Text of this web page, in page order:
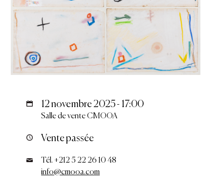
12 novembre 2025 - 17:00
Salle de vente CMOOA
Vente passée
Tél. +212 5 22 26 10 48
info@cmooa.com